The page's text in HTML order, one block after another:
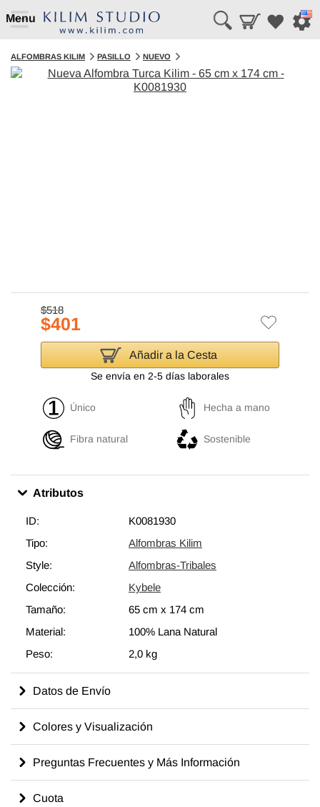
Menu
ALFOMBRAS KILIM PASILLO NUEVO
$518
$401
Añadir a la Cesta
Se envía en 2-5 días laborales
Único Hecha a mano
Fibra natural Sostenible
Atributos
ID:
K0081930
Tipo:
Alfombras Kilim
Style:
Alfombras-Tribales
Colección:
Kybele
Tamaño:
65 cm x 174 cm
Material:
100% Lana Natural
Peso:
2,0 kg
Datos de Envío
Colores y Visualización
Preguntas Frecuentes y Más Información
Cuota